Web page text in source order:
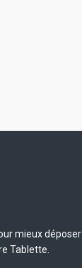
mieux déposer
Tablette.